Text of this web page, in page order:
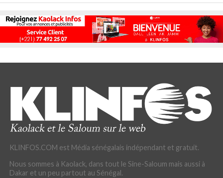
KLINFOS.COM est Média sénégalais indépendant et gratuit.
Nous sommes à Kaolack, dans tout le Sine-Saloum mais aussi à
Dakar et un peu partout au Sénégal.